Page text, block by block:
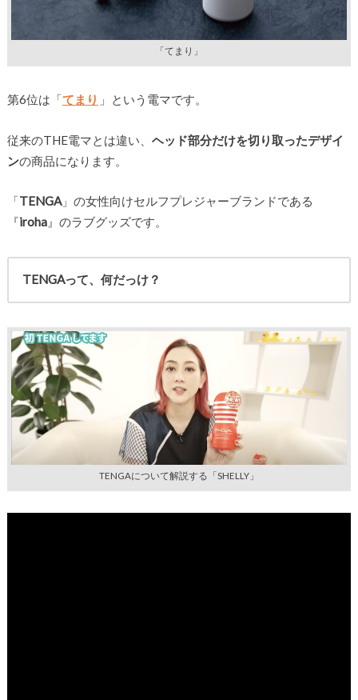
「てまり」
第6位は「てまり 」という電マです。
従来のTHE電マとは違い、 ヘッド部分だけを切り取ったデザイ
ンの商品になります。
「TENGA」の女性向けセルフプレジャーブランドである
『iroha』のラブグッズです。
TENGAって、何だっけ？
TENGAについて解説する「SHELLY」